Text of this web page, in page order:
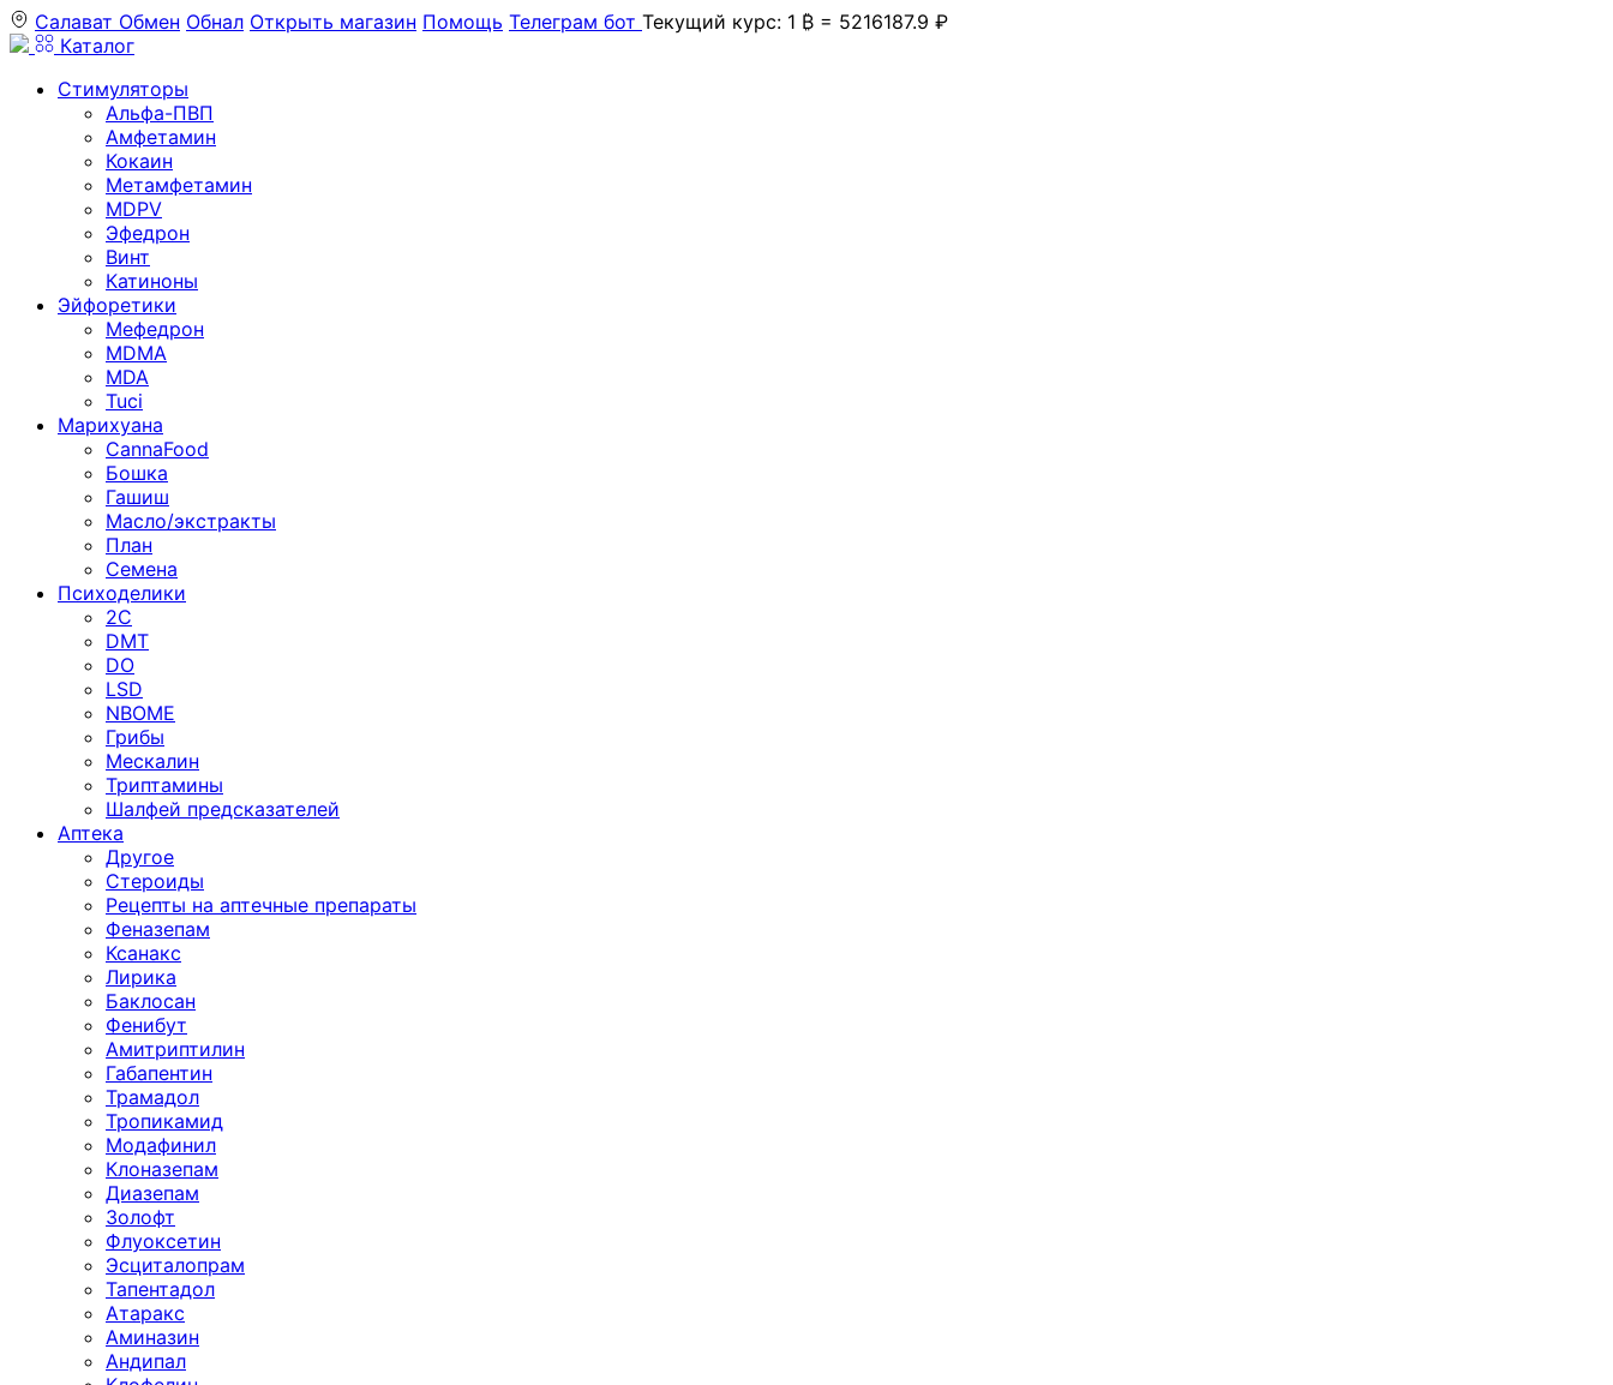
Салават Обмен Обнал Открыть магазин Помощь Телеграм бот Текущий курс: 1 ₿ = 5216187.9 ₽
Каталог
Стимуляторы
Альфа-ПВП
Амфетамин
Кокаин
Метамфетамин
MDPV
Эфедрон
Винт
Катиноны
Эйфоретики
Мефедрон
MDMA
MDA
Tuci
Марихуана
CannaFood
Бошка
Гашиш
Масло/экстракты
План
Семена
Психоделики
2C
DMT
DO
LSD
NBOME
Грибы
Мескалин
Триптамины
Шалфей предсказателей
Аптека
Другое
Стероиды
Рецепты на аптечные препараты
Феназепам
Ксанакс
Лирика
Баклосан
Фенибут
Амитриптилин
Габапентин
Трамадол
Тропикамид
Модафинил
Клоназепам
Диазепам
Золофт
Флуоксетин
Эсциталопрам
Тапентадол
Атаракс
Аминазин
Андипал